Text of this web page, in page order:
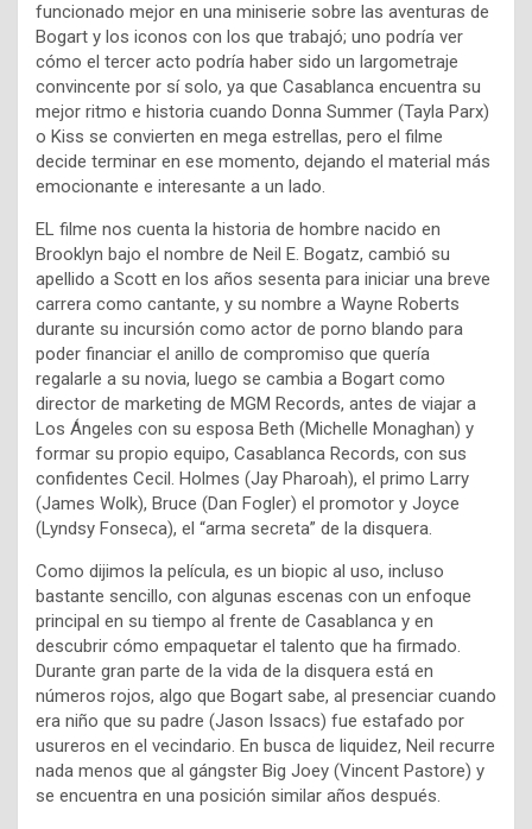
funcionado mejor en una miniserie sobre las aventuras de
Bogart y los iconos con los que trabajó; uno podría ver
cómo el tercer acto podría haber sido un largometraje
convincente por sí solo, ya que Casablanca encuentra su
mejor ritmo e historia cuando Donna Summer (Tayla Parx)
o Kiss se convierten en mega estrellas, pero el filme
decide terminar en ese momento, dejando el material más
emocionante e interesante a un lado.
EL filme nos cuenta la historia de hombre nacido en
Brooklyn bajo el nombre de Neil E. Bogatz, cambió su
apellido a Scott en los años sesenta para iniciar una breve
carrera como cantante, y su nombre a Wayne Roberts
durante su incursión como actor de porno blando para
poder financiar el anillo de compromiso que quería
regalarle a su novia, luego se cambia a Bogart como
director de marketing de MGM Records, antes de viajar a
Los Ángeles con su esposa Beth (Michelle Monaghan) y
formar su propio equipo, Casablanca Records, con sus
confidentes Cecil. Holmes (Jay Pharoah), el primo Larry
(James Wolk), Bruce (Dan Fogler) el promotor y Joyce
(Lyndsy Fonseca), el “arma secreta” de la disquera.
Como dijimos la película, es un biopic al uso, incluso
bastante sencillo, con algunas escenas con un enfoque
principal en su tiempo al frente de Casablanca y en
descubrir cómo empaquetar el talento que ha firmado.
Durante gran parte de la vida de la disquera está en
números rojos, algo que Bogart sabe, al presenciar cuando
era niño que su padre (Jason Issacs) fue estafado por
usureros en el vecindario. En busca de liquidez, Neil recurre
nada menos que al gángster Big Joey (Vincent Pastore) y
se encuentra en una posición similar años después.